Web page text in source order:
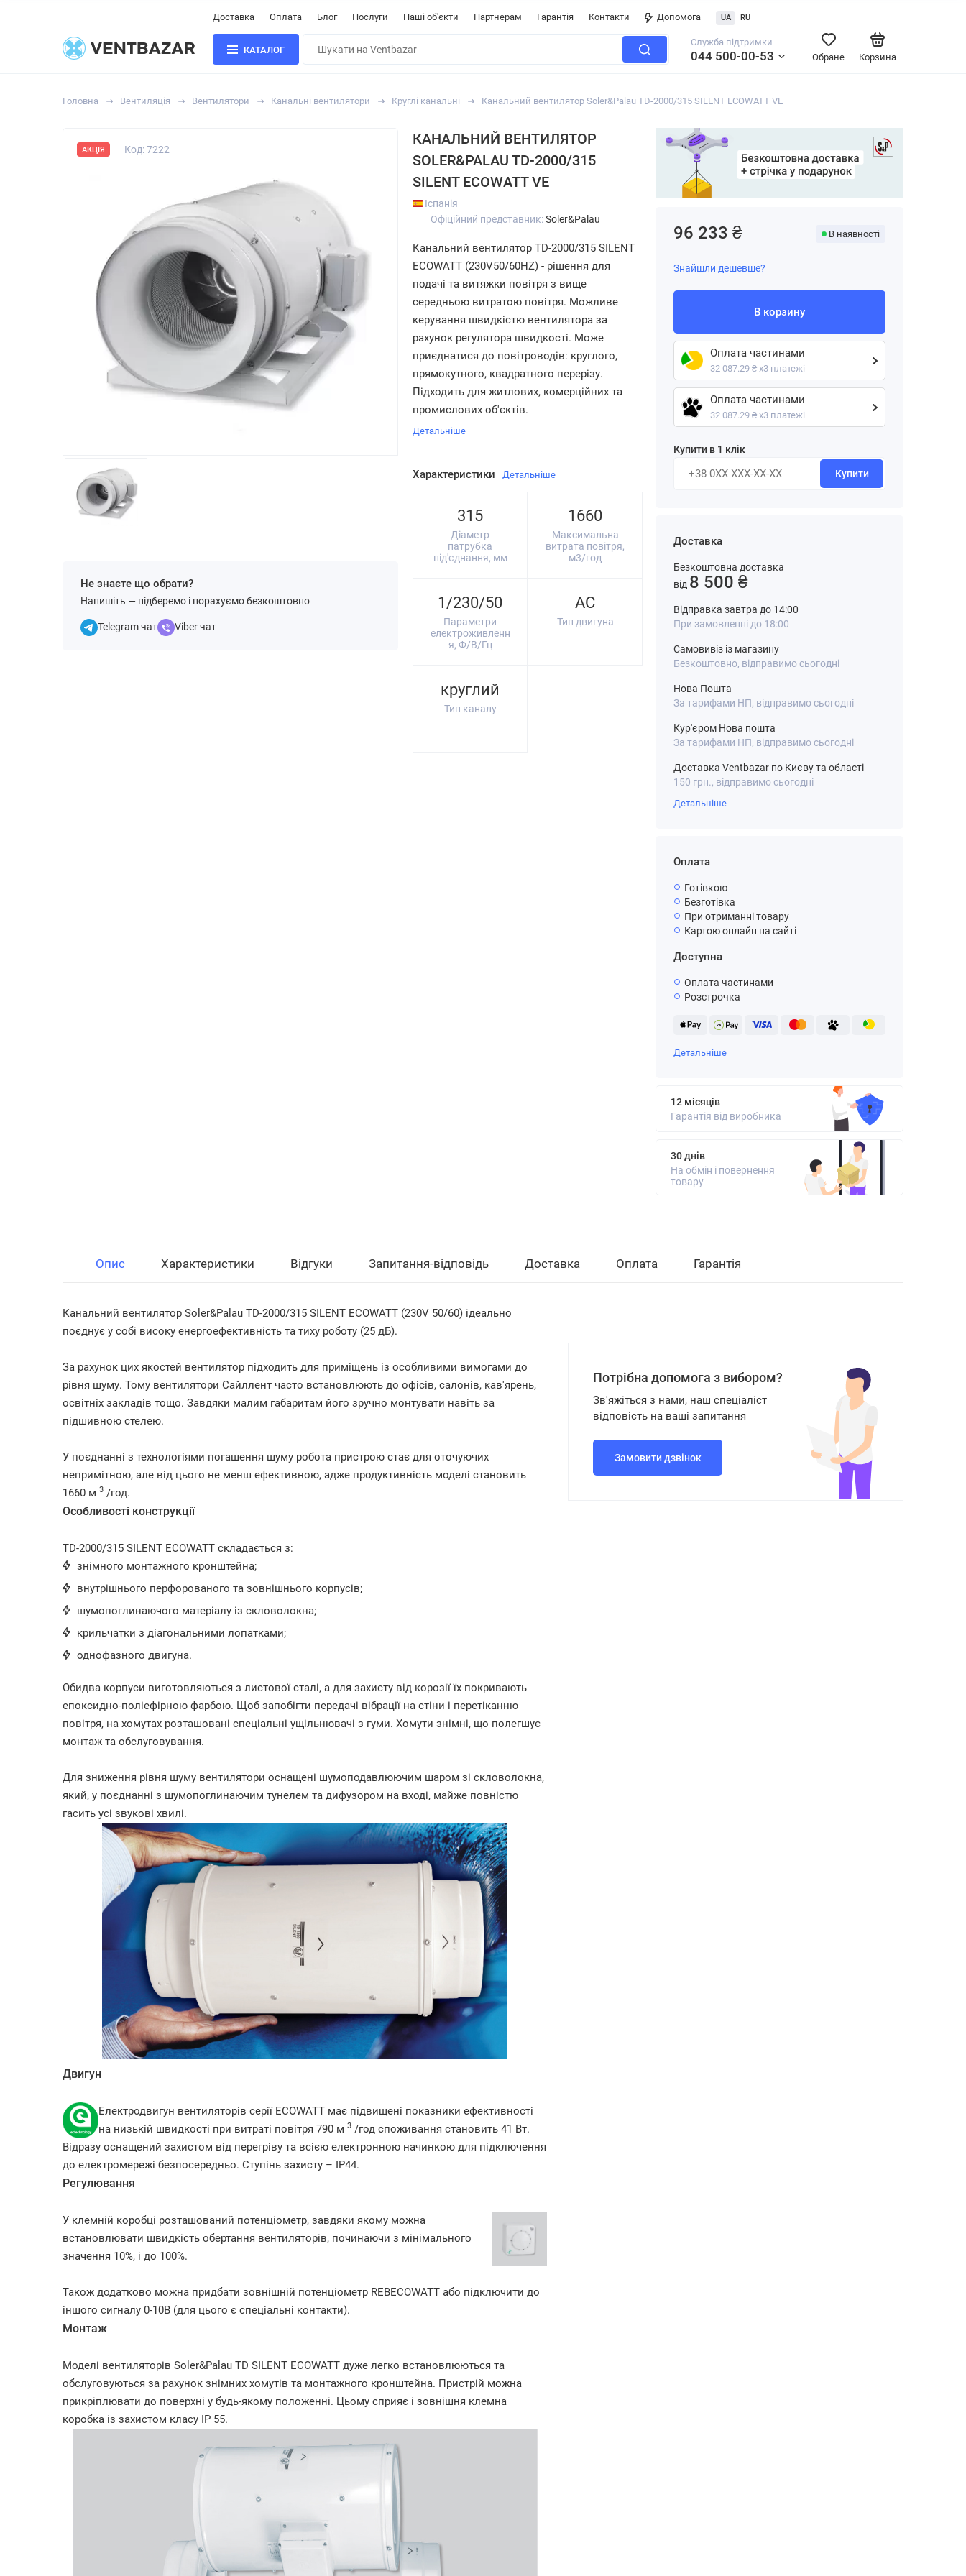
Доставка Оплата Блог Послуги Наші об'єкти Партнерам Гарантія Контакти Допомога UA RU
КАТАЛОГ
Служба підтримки
044 500-00-53 Корзина
Обране
Головна Вентиляція Вентилятори Канальні вентилятори Круглі канальні Канальний вентилятор Soler&Palau TD-2000/315 SILENT ECOWATT VE
АКЦІЯ Код: 7222
Не знаєте що обрати?
Напишіть — підберемо і порахуємо безкоштовно
Telegram чат Viber чат
КАНАЛЬНИЙ ВЕНТИЛЯТОР
SOLER&PALAU TD-2000/315
SILENT ECOWATT VE
Іспанія
Офіційний представник:Soler&Palau
Канальний вентилятор TD-2000/315 SILENT
ECOWATT (230V50/60HZ) - рішення для
подачі та витяжки повітря з вище
середньою витратою повітря. Можливе
керування швидкістю вентилятора за
рахунок регулятора швидкості. Може
приєднатися до повітроводів: круглого,
прямокутного, квадратного перерізу.
Підходить для житлових, комерційних та
промислових об'єктів.
Детальніше
Характеристики Детальніше
315
Діаметр
патрубка
під'єднання, мм
1660
Максимальна
витрата повітря,
м3/год
1/230/50
Параметри
електроживленн
я, Ф/В/Гц
AC
Тип двигуна
круглий
Тип каналу
96 233 ₴ В наявності
Знайшли дешевше?
В корзину
Оплата частинами
32 087.29 ₴ х3 платежі
Оплата частинами
32 087.29 ₴ х3 платежі
Купити в 1 клік
Купити
Доставка
Безкоштовна доставка
від 8 500 ₴
Відправка завтра до 14:00
При замовленні до 18:00
Самовивіз із магазину
Безкоштовно, відправимо сьогодні
Нова Пошта
За тарифами НП, відправимо сьогодні
Кур'єром Нова пошта
За тарифами НП, відправимо сьогодні
Доставка Ventbazar по Києву та області
150 грн., відправимо сьогодні
Детальніше
Оплата
Готівкою
Безготівка
При отриманні товару
Картою онлайн на сайті
Доступна
Оплата частинами
Розстрочка
Детальніше
12 місяців
Гарантія від виробника
30 днів
На обмін і повернення
товару
Опис Характеристики Відгуки Запитання-відповідь Доставка Оплата Гарантія
Канальний вентилятор Soler&Palau TD-2000/315 SILENT ECOWATT (230V 50/60) ідеально
поєднує у собі високу енергоефективність та тиху роботу (25 дБ).
За рахунок цих якостей вентилятор підходить для приміщень із особливими вимогами до
рівня шуму. Тому вентилятори Сайллент часто встановлюють до офісів, салонів, кав'ярень,
освітніх закладів тощо. Завдяки малим габаритам його зручно монтувати навіть за
підшивною стелею.
У поєднанні з технологіями погашення шуму робота пристрою стає для оточуючих
непримітною, але від цього не менш ефективною, адже продуктивність моделі становить
1660 м 3 /год.
Особливості конструкції
TD-2000/315 SILENT ECOWATT складається з:
знімного монтажного кронштейна;
внутрішнього перфорованого та зовнішнього корпусів;
шумопоглинаючого матеріалу із скловолокна;
крильчатки з діагональними лопатками;
однофазного двигуна.
Обидва корпуси виготовляються з листової сталі, а для захисту від корозії їх покривають
епоксидно-поліефірною фарбою. Щоб запобігти передачі вібрації на стіни і перетіканню
повітря, на хомутах розташовані спеціальні ущільнювачі з гуми. Хомути знімні, що полегшує
монтаж та обслуговування.
Для зниження рівня шуму вентилятори оснащені шумоподавлюючим шаром зі скловолокна,
який, у поєднанні з шумопоглинаючим тунелем та дифузором на вході, майже повністю
гасить усі звукові хвилі.
Двигун
Електродвигун вентиляторів серії ECOWATT має підвищені показники ефективності
на низькій швидкості при витраті повітря 790 м 3 /год споживання становить 41 Вт.
Відразу оснащений захистом від перегріву та всією електронною начинкою для підключення
до електромережі безпосередньо. Ступінь захисту – IP44.
Регулювання
У клемній коробці розташований потенціометр, завдяки якому можна
встановлювати швидкість обертання вентиляторів, починаючи з мінімального
значення 10%, і до 100%.
Також додатково можна придбати зовнішній потенціометр REBECOWATT або підключити до
іншого сигналу 0-10В (для цього є спеціальні контакти).
Монтаж
Моделі вентиляторів Soler&Palau TD SILENT ECOWATT дуже легко встановлюються та
обслуговуються за рахунок знімних хомутів та монтажного кронштейна. Пристрій можна
прикріплювати до поверхні у будь-якому положенні. Цьому сприяє і зовнішня клемна
коробка із захистом класу IP 55.
Потрібна допомога з вибором?
Зв'яжіться з нами, наш спеціаліст
відповість на ваші запитання
Замовити дзвінок